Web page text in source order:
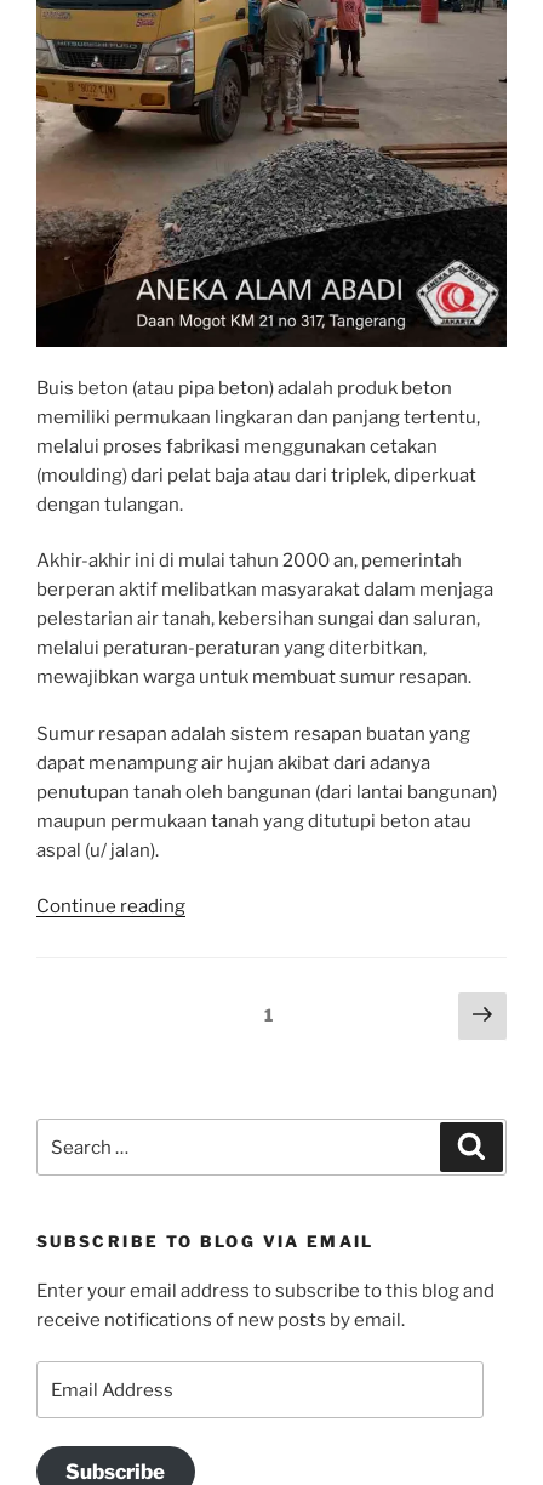
Buis beton (atau pipa beton) adalah produk beton
memiliki permukaan lingkaran dan panjang tertentu,
melalui proses fabrikasi menggunakan cetakan
(moulding) dari pelat baja atau dari triplek, diperkuat
dengan tulangan.
Akhir-akhir ini di mulai tahun 2000 an, pemerintah
berperan aktif melibatkan masyarakat dalam menjaga
pelestarian air tanah, kebersihan sungai dan saluran,
melalui peraturan-peraturan yang diterbitkan,
mewajibkan warga untuk membuat sumur resapan.
Sumur resapan adalah sistem resapan buatan yang
dapat menampung air hujan akibat dari adanya
penutupan tanah oleh bangunan (dari lantai bangunan)
maupun permukaan tanah yang ditutupi beton atau
aspal (u/ jalan).
Continue reading“BUIS
Page1
Next
page
for:
SUBSCRIBE TO BLOG VIA EMAIL
Enter your email address to subscribe to this blog and
receive notifications of new posts by email.
Address
Subscribe